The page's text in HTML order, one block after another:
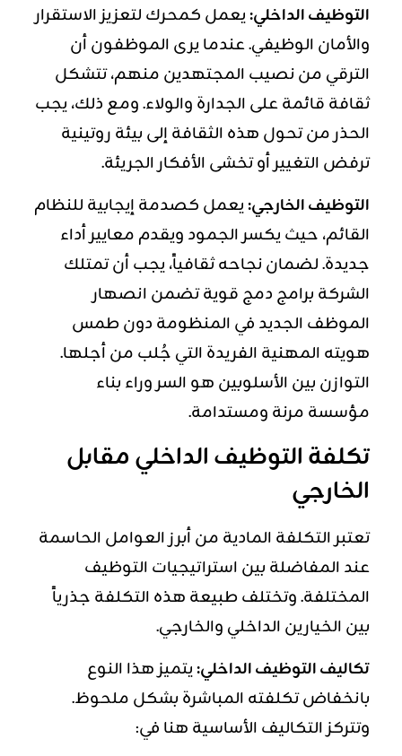
التوظيف الداخلي:يعمل كمحرك لتعزيز الاستقرار
والأمان الوظيفي. عندما يرى الموظفون أن
الترقي من نصيب المجتهدين منهم، تتشكل
ثقافة قائمة على الجدارة والولاء. ومع ذلك، يجب
الحذر من تحول هذه الثقافة إلى بيئة روتينية
ترفض التغيير أو تخشى الأفكار الجريئة.
التوظيف الخارجي:يعمل كصدمة إيجابية للنظام
القائم، حيث يكسر الجمود ويقدم معايير أداء
جديدة. لضمان نجاحه ثقافياً، يجب أن تمتلك
الشركة برامج دمج قوية تضمن انصهار
الموظف الجديد في المنظومة دون طمس
هويته المهنية الفريدة التي جُلب من أجلها.
التوازن بين الأسلوبين هو السر وراء بناء
مؤسسة مرنة ومستدامة.
تكلفة التوظيف الداخلي مقابل
الخارجي
تعتبر التكلفة المادية من أبرز العوامل الحاسمة
عند المفاضلة بين استراتيجيات التوظيف
المختلفة. وتختلف طبيعة هذه التكلفة جذرياً
بين الخيارين الداخلي والخارجي.
تكاليف التوظيف الداخلي:يتميز هذا النوع
بانخفاض تكلفته المباشرة بشكل ملحوظ.
وتتركز التكاليف الأساسية هنا في: